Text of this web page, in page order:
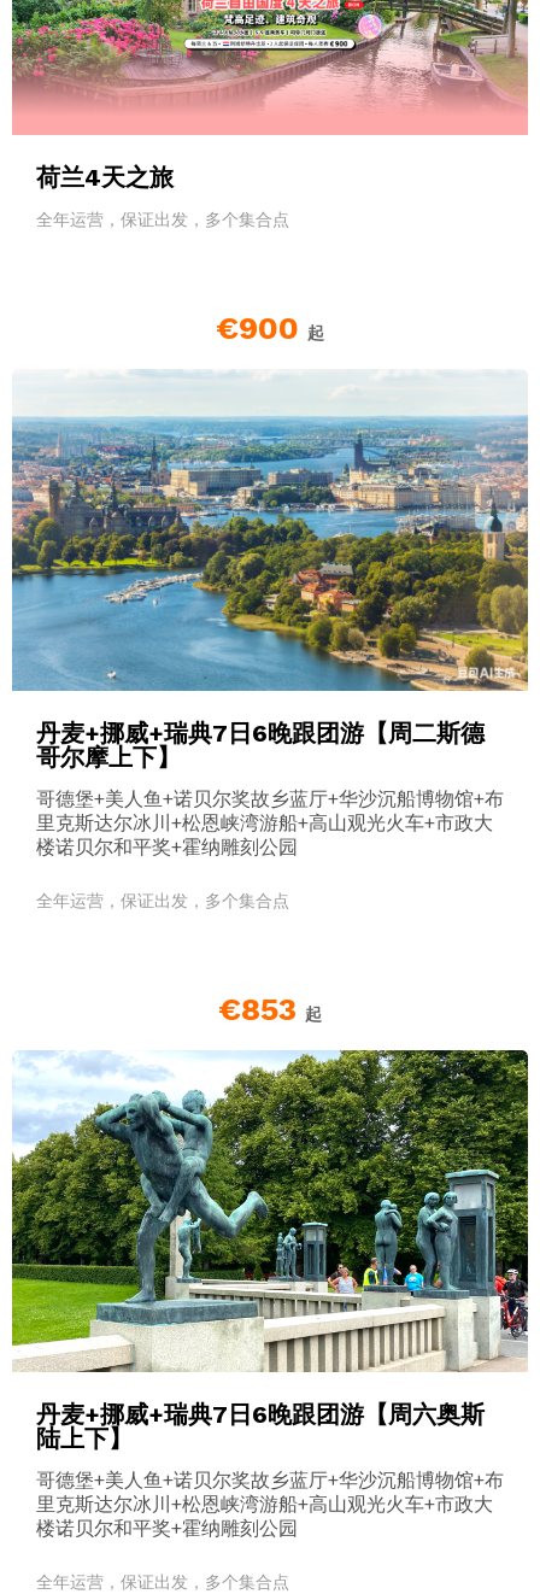
荷兰4天之旅
全年运营，保证出发，多个集合点
€900 起
丹麦+挪威+瑞典7日6晚跟团游【周二斯德
哥尔摩上下】
哥德堡+美人鱼+诺贝尔奖故乡蓝厅+华沙沉船博物馆+布
里克斯达尔冰川+松恩峡湾游船+高山观光火车+市政大
楼诺贝尔和平奖+霍纳雕刻公园
全年运营，保证出发，多个集合点
€853 起
丹麦+挪威+瑞典7日6晚跟团游【周六奥斯
陆上下】
哥德堡+美人鱼+诺贝尔奖故乡蓝厅+华沙沉船博物馆+布
里克斯达尔冰川+松恩峡湾游船+高山观光火车+市政大
楼诺贝尔和平奖+霍纳雕刻公园
全年运营，保证出发，多个集合点